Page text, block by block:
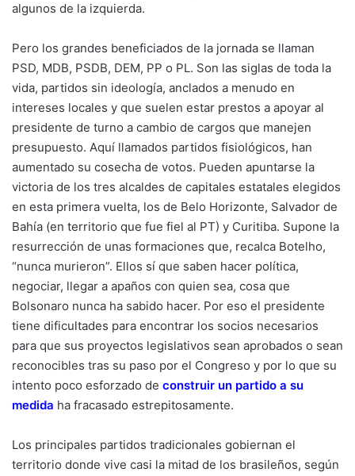
algunos de la izquierda.
Pero los grandes beneficiados de la jornada se llaman
PSD, MDB, PSDB, DEM, PP o PL. Son las siglas de toda la
vida, partidos sin ideología, anclados a menudo en
intereses locales y que suelen estar prestos a apoyar al
presidente de turno a cambio de cargos que manejen
presupuesto. Aquí llamados partidos fisiológicos, han
aumentado su cosecha de votos. Pueden apuntarse la
victoria de los tres alcaldes de capitales estatales elegidos
en esta primera vuelta, los de Belo Horizonte, Salvador de
Bahía (en territorio que fue fiel al PT) y Curitiba. Supone la
resurrección de unas formaciones que, recalca Botelho,
“nunca murieron”. Ellos sí que saben hacer política,
negociar, llegar a apaños con quien sea, cosa que
Bolsonaro nunca ha sabido hacer. Por eso el presidente
tiene dificultades para encontrar los socios necesarios
para que sus proyectos legislativos sean aprobados o sean
reconocibles tras su paso por el Congreso y por lo que su
intento poco esforzado de construir un partido a su
medida ha fracasado estrepitosamente.
Los principales partidos tradicionales gobiernan el
territorio donde vive casi la mitad de los brasileños, según